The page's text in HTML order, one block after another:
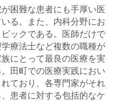
困難な患者にも手厚い医
る。また、内科分野にお
ックである。医師だけで
療法士など複数の職種が
にとって最良の医療を実
田町での医療実践におい
ており、各専門家がそれ
患者に対する包括的なケ